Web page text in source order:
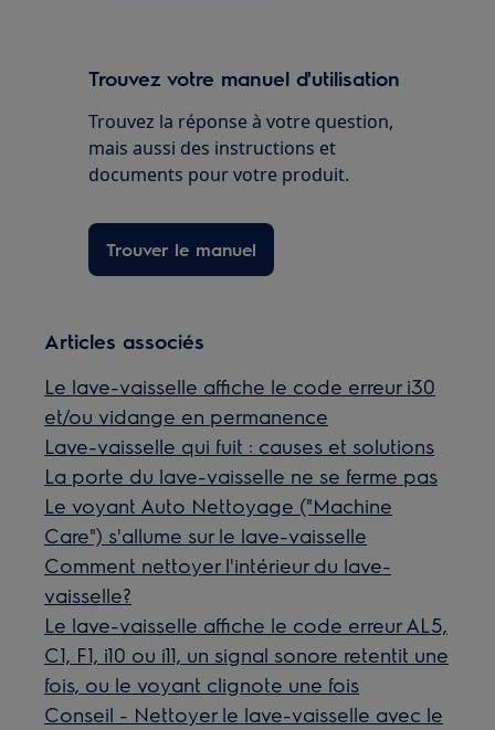
Trouvez votre manuel d'utilisation
Trouvez la réponse à votre question,
mais aussi des instructions et
documents pour votre produit.
Trouver le manuel
Articles associés
Le lave-vaisselle affiche le code erreur i30
et/ou vidange en permanence
Lave-vaisselle qui fuit : causes et solutions
La porte du lave-vaisselle ne se ferme pas
Le voyant Auto Nettoyage ("Machine
Care") s'allume sur le lave-vaisselle
Comment nettoyer l'intérieur du lave-
vaisselle?
Le lave-vaisselle affiche le code erreur AL5,
C1, F1, i10 ou i11, un signal sonore retentit une
fois, ou le voyant clignote une fois
Conseil - Nettoyer le lave-vaisselle avec le